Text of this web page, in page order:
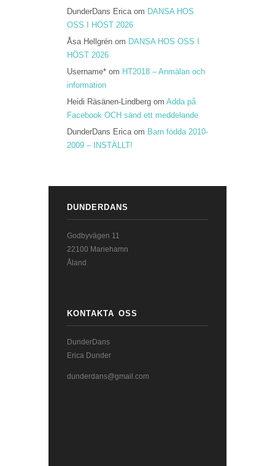
DunderDans Ericaom DANSA HOS
OSS I HÖST 2026
Åsa Hellgrén om DANSA HOS OSS I
HÖST 2026
Username* om HT2018 – Anmälan och
information
Heidi Räsänen-Lindberg om Adda på
Facebook OCH sänd ett meddelande
DunderDans Ericaom Barn födda 2010-
2009 – INSTÄLLT!
DUNDERDANS
Godbyvägen 11
22100 Mariehamn
Åland
KONTAKTA OSS
DunderDans
Erica Dunder
dunderdans@gmail.com